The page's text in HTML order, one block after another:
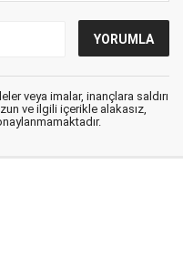
veya imalar, inançlara saldırı
ve ilgili içerikle alakasız,